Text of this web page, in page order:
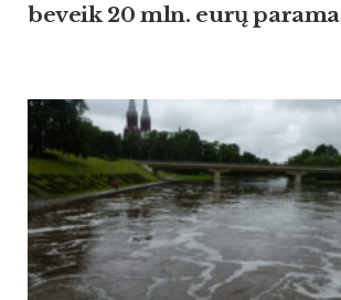
beveik 20 mln. eurų parama